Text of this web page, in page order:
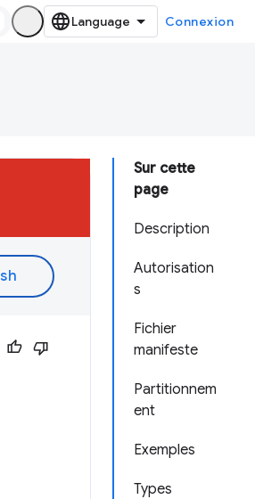
Connexion
Sur cette
page
Description
Autorisation
s
Fichier
manifeste
Partitionnem
ent
Exemples
Types